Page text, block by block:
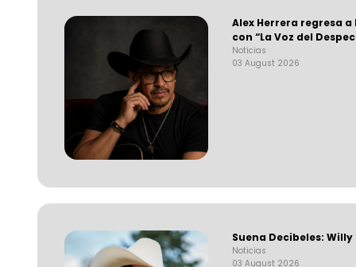
Alex Herrera regresa
con “La Voz del
Noticias
03 August 2026
Suena Decibeles:
Noticias
03 August 2026